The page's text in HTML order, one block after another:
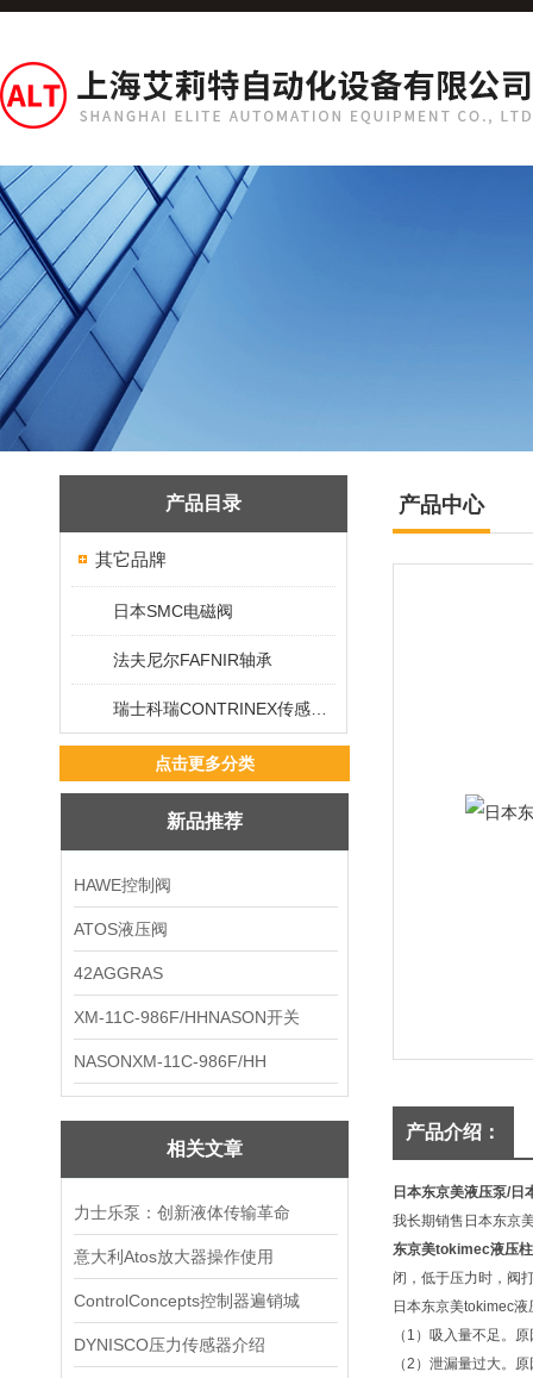
产品目录
其它品牌
日本SMC电磁阀
法夫尼尔FAFNIR轴承
点击更多分类
新品推荐
HAWE控制阀
ATOS液压阀
42AGGRAS
XM-11C-986F/HHNASON开关
NASONXM-11C-986F/HH
相关文章
力士乐泵：创新液体传输革命
意大利Atos放大器操作使用
ControlConcepts控制器遍销城
DYNISCO压力传感器介绍
产品中心
产品介绍：
日本东京美液压泵/
我长期销售日本东京
东京美tokimec液压
闭，低于压力时，阀
日本东京美tokimec
（1）吸入量不足。
（2）泄漏量过大。